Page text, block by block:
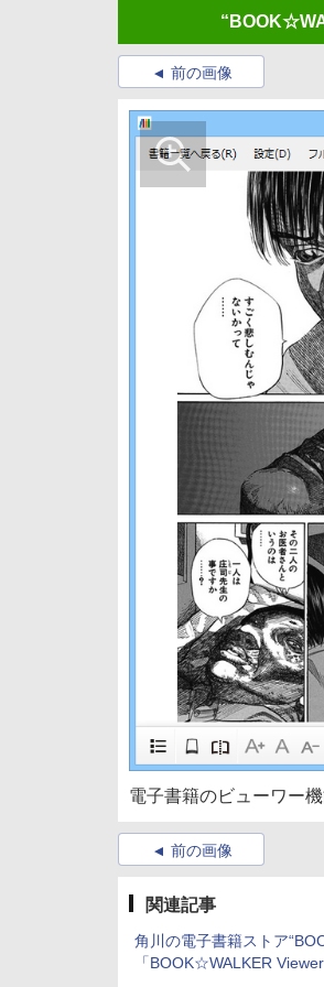
前の画像
電子書籍のビューワー
前の画像
関連記事
角川の電子書籍ストア
「BOOK☆WALKER Viewer